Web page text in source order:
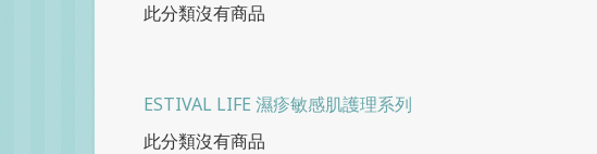
此分類沒有商品
ESTIVAL LIFE 濕疹敏感肌護理系列
此分類沒有商品